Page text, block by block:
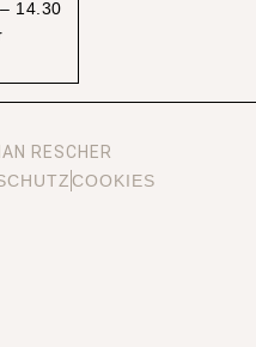
14.30
RESCHER
COOKIES